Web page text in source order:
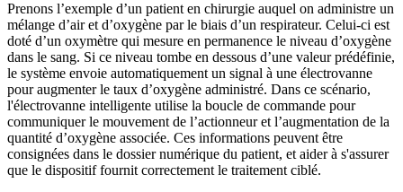
Prenons l’exemple d’un patient en chirurgie auquel on administre un
mélange d’air et d’oxygène par le biais d’un respirateur. Celui-ci est
doté d’un oxymètre qui mesure en permanence le niveau d’oxygène
dans le sang. Si ce niveau tombe en dessous d’une valeur prédéfinie,
le système envoie automatiquement un signal à une électrovanne
pour augmenter le taux d’oxygène administré. Dans ce scénario,
l'électrovanne intelligente utilise la boucle de commande pour
communiquer le mouvement de l’actionneur et l’augmentation de la
quantité d’oxygène associée. Ces informations peuvent être
consignées dans le dossier numérique du patient, et aider à s'assurer
que le dispositif fournit correctement le traitement ciblé.